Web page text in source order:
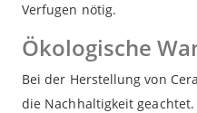
Verfugen nötig.
Ökologische
Bei der Herstellung von
die Nachhaltigkeit